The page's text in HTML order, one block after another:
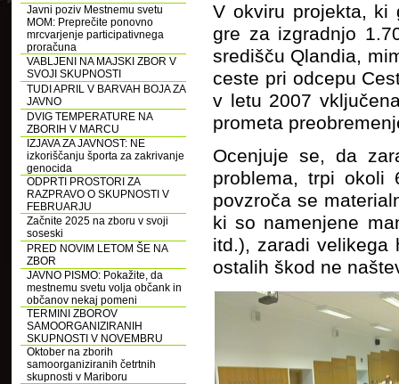
Javni poziv Mestnemu svetu
MOM: Preprečite ponovno
mrcvarjenje participativnega
proračuna
VABLJENI NA MAJSKI ZBOR V
SVOJI SKUPNOSTI
TUDI APRIL V BARVAH BOJA ZA
JAVNO
DVIG TEMPERATURE NA
ZBORIH V MARCU
IZJAVA ZA JAVNOST: NE
izkoriščanju športa za zakrivanje
genocida
ODPRTI PROSTORI ZA
RAZPRAVO O SKUPNOSTI V
FEBRUARJU
Začnite 2025 na zboru v svoji
soseski
PRED NOVIM LETOM ŠE NA
ZBOR
JAVNO PISMO: Pokažite, da
mestnemu svetu volja občank in
občanov nekaj pomeni
TERMINI ZBOROV
SAMOORGANIZIRANIH
SKUPNOSTI V NOVEMBRU
Oktober na zborih
samoorganiziranih četrtnih
skupnosti v Mariboru
V okviru projekta, ki
gre za izgradnjo
središču Qlandia,
ceste pri odcepu
v letu 2007
prometa
Ocenjuje se, da
problema, trpi okoli
povzroča se
ki so namenjene
itd.), zaradi
ostalih škod ne